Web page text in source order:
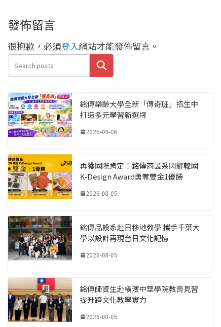
發佈留言
很抱歉，必須登入網站才能發佈留言。
搜尋
銘傳樂齡大學全新「傳奇班」招生中
打造多元學習新選擇
2026-08-06
再獲國際肯定！銘傳商設系閃耀韓國
K-Design Award勇奪雙金1優勝
2026-08-05
銘傳品設系赴日移地教學 攜手千葉大
學以設計再現台日文化記憶
2026-08-05
銘傳師資生赴橫濱中華學院教育見習
提升跨文化教學實力
2026-08-05